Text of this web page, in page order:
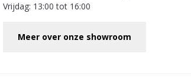
Vrijdag: 13:00 tot 16:00
Meer over onze showroom